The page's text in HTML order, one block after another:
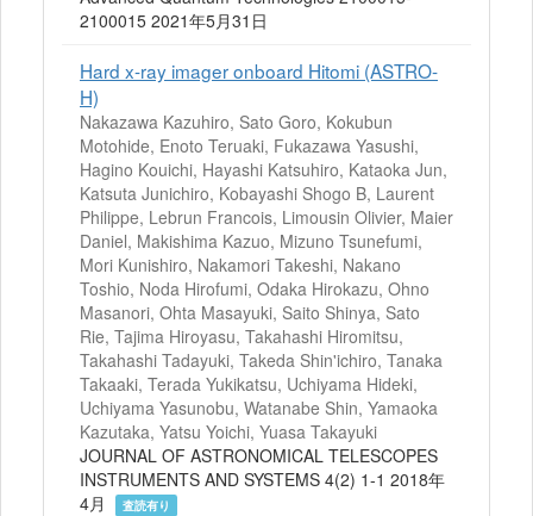
2100015 2021年5月31日
Hard x-ray imager onboard Hitomi (ASTRO-
H)
Nakazawa Kazuhiro, Sato Goro, Kokubun
Motohide, Enoto Teruaki, Fukazawa Yasushi,
Hagino Kouichi, Hayashi Katsuhiro, Kataoka Jun,
Katsuta Junichiro, Kobayashi Shogo B, Laurent
Philippe, Lebrun Francois, Limousin Olivier, Maier
Daniel, Makishima Kazuo, Mizuno Tsunefumi,
Mori Kunishiro, Nakamori Takeshi, Nakano
Toshio, Noda Hirofumi, Odaka Hirokazu, Ohno
Masanori, Ohta Masayuki, Saito Shinya, Sato
Rie, Tajima Hiroyasu, Takahashi Hiromitsu,
Takahashi Tadayuki, Takeda Shin'ichiro, Tanaka
Takaaki, Terada Yukikatsu, Uchiyama Hideki,
Uchiyama Yasunobu, Watanabe Shin, Yamaoka
Kazutaka, Yatsu Yoichi, Yuasa Takayuki
JOURNAL OF ASTRONOMICAL TELESCOPES
INSTRUMENTS AND SYSTEMS 4(2) 1-1 2018年
4月
査読有り